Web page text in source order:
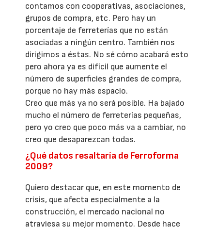
contamos con cooperativas, asociaciones,
grupos de compra, etc. Pero hay un
porcentaje de ferreterías que no están
asociadas a ningún centro. También nos
dirigimos a éstas. No sé cómo acabará esto
pero ahora ya es difícil que aumente el
número de superficies grandes de compra,
porque no hay más espacio.
Creo que más ya no será posible. Ha bajado
mucho el número de ferreterías pequeñas,
pero yo creo que poco más va a cambiar, no
creo que desaparezcan todas.
¿Qué datos resaltaría de Ferroforma
2009?
Quiero destacar que, en este momento de
crisis, que afecta especialmente a la
construcción, el mercado nacional no
atraviesa su mejor momento. Desde hace